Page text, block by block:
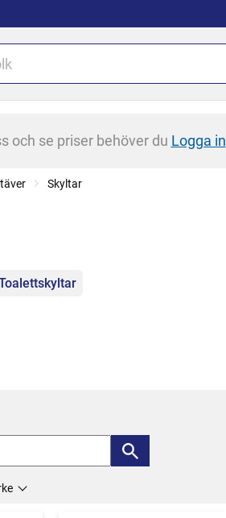
och se priser behöver du Logga in
Skyltar